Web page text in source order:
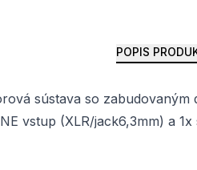
POPIS
sústava so
vstup (XLR/jack6,3mm) a